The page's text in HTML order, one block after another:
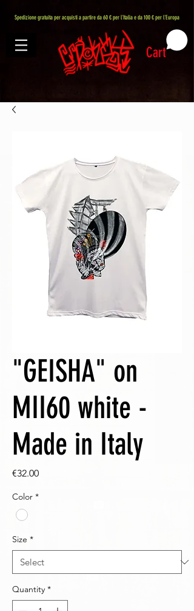
Spedizione gratuita per acquisti a partire da 60 € per l'Italia e da 100 € per l'Europa
Cart
"GEISHA" on
MII60 white -
Made in Italy
€32.00Price
Color *
Size *
Quantity *